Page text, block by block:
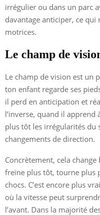
irrégulier ou dans un parc
davantage anticiper, ce qui
motrices.
Le champ de
Le champ de vision est un
ton enfant regarde ses
il perd en anticipation et
l’inverse, quand il
plus tôt les irrégularités du
changements de direction.
Concrètement, cela change
freine plus tôt, tourne plus
chocs. C’est encore plus
où la vitesse peut
l’avant. Dans la majorité